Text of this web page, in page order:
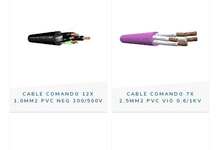
CABLE COMANDO 12X
1,0MM2 PVC NEG 300/500V
CABLE COMANDO 7X
2,5MM2 PVC VIO 0,6/1KV